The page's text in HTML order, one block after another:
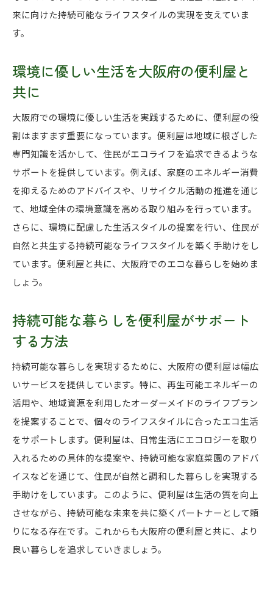
来に向けた持続可能なライフスタイルの実現を支えていま
す。
環境に優しい生活を大阪府の便利屋と
共に
大阪府での環境に優しい生活を実践するために、便利屋の役
割はますます重要になっています。便利屋は地域に根ざした
専門知識を活かして、住民がエコライフを追求できるような
サポートを提供しています。例えば、家庭のエネルギー消費
を抑えるためのアドバイスや、リサイクル活動の推進を通じ
て、地域全体の環境意識を高める取り組みを行っています。
さらに、環境に配慮した生活スタイルの提案を行い、住民が
自然と共生する持続可能なライフスタイルを築く手助けをし
ています。便利屋と共に、大阪府でのエコな暮らしを始めま
しょう。
持続可能な暮らしを便利屋がサポート
する方法
持続可能な暮らしを実現するために、大阪府の便利屋は幅広
いサービスを提供しています。特に、再生可能エネルギーの
活用や、地域資源を利用したオーダーメイドのライフプラン
を提案することで、個々のライフスタイルに合ったエコ生活
をサポートします。便利屋は、日常生活にエコロジーを取り
入れるための具体的な提案や、持続可能な家庭菜園のアドバ
イスなどを通じて、住民が自然と調和した暮らしを実現する
手助けをしています。このように、便利屋は生活の質を向上
させながら、持続可能な未来を共に築くパートナーとして頼
りになる存在です。これからも大阪府の便利屋と共に、より
良い暮らしを追求していきましょう。